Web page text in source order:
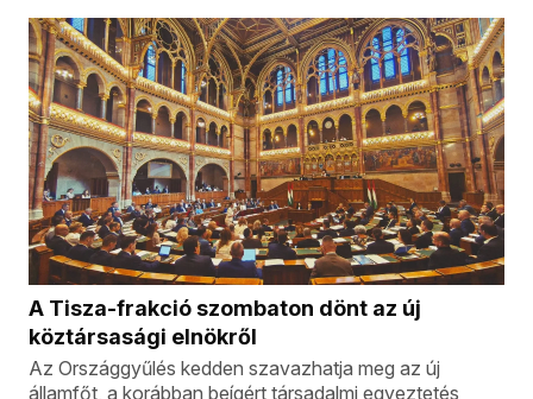
A Tisza-frakció szombaton dönt az új
köztársasági elnökről
Az Országgyűlés kedden szavazhatja meg az új
államfőt, a korábban beígért társadalmi egyeztetés